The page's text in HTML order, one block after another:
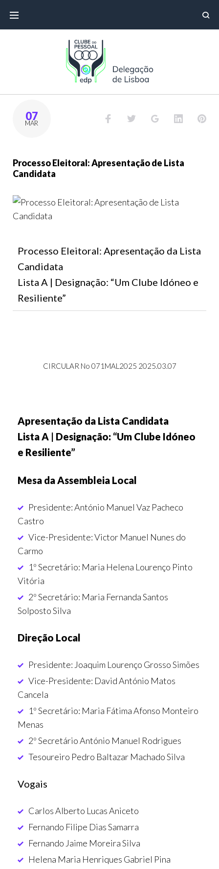
07
MAR
Processo Eleitoral: Apresentação de Lista
Candidata
Processo Eleitoral: Apresentação da Lista
Candidata
Lista A | Designação: “Um Clube Idóneo e
Resiliente”
CIRCULAR No 071MAL2025 2025.03.07
Apresentação da Lista Candidata
Lista A | Designação: “Um Clube Idóneo
e Resiliente”
Mesa da Assembleia Local
Presidente: António Manuel Vaz Pacheco
Castro
Vice-Presidente: Victor Manuel Nunes do
Carmo
1º Secretário: Maria Helena Lourenço Pinto
Vitória
2º Secretário: Maria Fernanda Santos
Solposto Silva
Direção Local
Presidente: Joaquim Lourenço Grosso Simões
Vice-Presidente: David António Matos
Cancela
1º Secretário: Maria Fátima Afonso Monteiro
Menas
2º Secretário António Manuel Rodrigues
Tesoureiro Pedro Baltazar Machado Silva
Vogais
Carlos Alberto Lucas Aniceto
Fernando Filipe Dias Samarra
Fernando Jaime Moreira Silva
Helena Maria Henriques Gabriel Pina